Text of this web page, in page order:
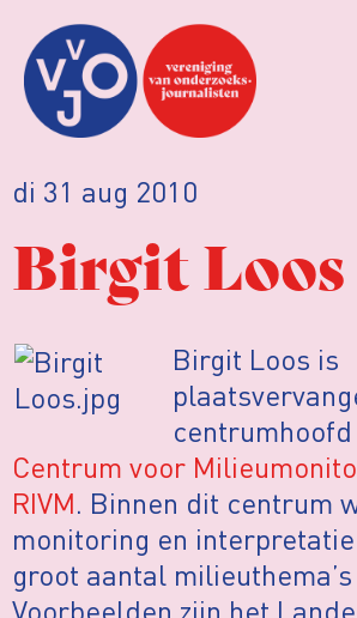
di 31 aug 2010
Birgit Loos
Birgit Loos is
Centrum voor
RIVM. Binnen dit centrum
monitoring en
groot aantal
Voorbeelden zijn het